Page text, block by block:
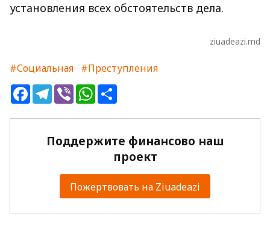
установления всех обстоятельств дела.
ziuadeazi.md
#Социальная #Преступления
FacebookTelegram
ViberWhatsApp
Поддержите финансово наш
проект
Пожертвовать на Ziuadeazi